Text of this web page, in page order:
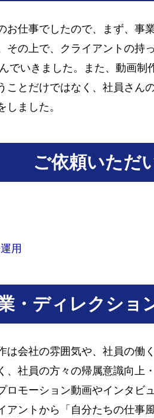
お仕事でしたので、まず、事
その上で、クライアントの持
でいきました。また、動画制
ことだけではなく、社員さん
しました。
ご依頼いただ
用
・ディレクショ
は会社の雰囲気や、社員の働
、社員の方々の帰属意識向上
ロモーション動画やインタビ
アントから「自分たちの仕事